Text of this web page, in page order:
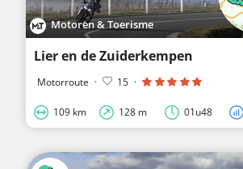
Motoren & Toerisme
Lier en de Zuiderkempen
Motorroute · 15 ·
109 km 128 m 01u48